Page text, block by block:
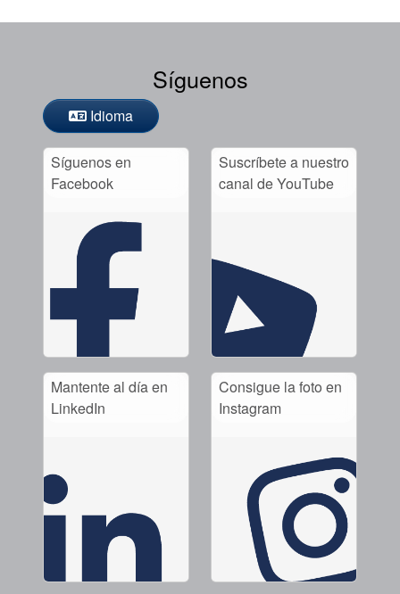
Síguenos
Idioma
Síguenos en
Facebook
Suscríbete a nuestro
canal de YouTube
Mantente al día en
LinkedIn
Consigue la foto en
Instagram